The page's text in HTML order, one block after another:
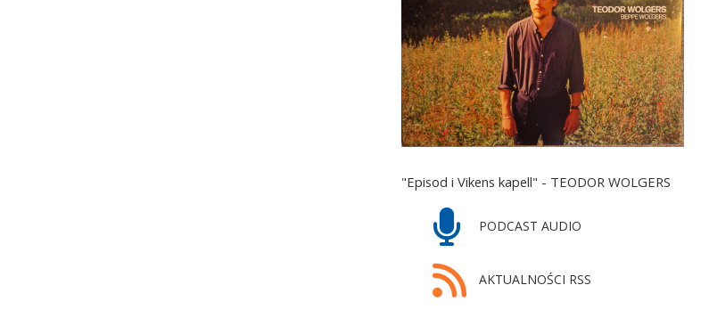
"Episod i Vikens kapell" - TEODOR WOLGERS
PODCAST AUDIO
AKTUALNOŚCI RSS